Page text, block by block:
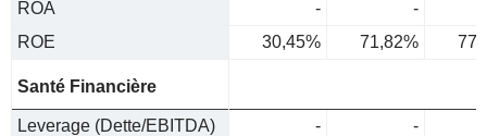
ROA -
-
ROE
30,45% 71,82%
Santé Financière
Leverage (Dette/EBITDA) -
-